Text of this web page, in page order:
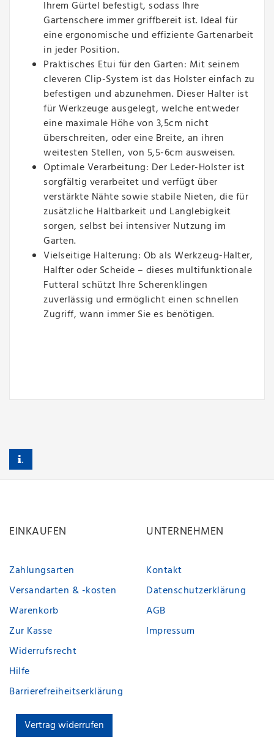
Ihrem Gürtel befestigt, sodass Ihre
Gartenschere immer griffbereit ist. Ideal für
eine ergonomische und effiziente Gartenarbeit
in jeder Position.
Praktisches Etui für den Garten: Mit seinem
cleveren Clip-System ist das Holster einfach zu
befestigen und abzunehmen. Dieser Halter ist
für Werkzeuge ausgelegt, welche entweder
eine maximale Höhe von 3,5cm nicht
überschreiten, oder eine Breite, an ihren
weitesten Stellen, von 5,5-6cm ausweisen.
Optimale Verarbeitung: Der Leder-Holster ist
sorgfältig verarbeitet und verfügt über
verstärkte Nähte sowie stabile Nieten, die für
zusätzliche Haltbarkeit und Langlebigkeit
sorgen, selbst bei intensiver Nutzung im
Garten.
Vielseitige Halterung: Ob als Werkzeug-Halter,
Halfter oder Scheide – dieses multifunktionale
Futteral schützt Ihre Scherenklingen
zuverlässig und ermöglicht einen schnellen
Zugriff, wann immer Sie es benötigen.
EINKAUFEN
Zahlungsarten
Versandarten & -kosten
Warenkorb
Zur Kasse
Widerrufsrecht
Hilfe
Barrierefreiheitserklärung
Vertrag widerrufen
UNTERNEHMEN
Kontakt
Datenschutzerklärung
AGB
Impressum